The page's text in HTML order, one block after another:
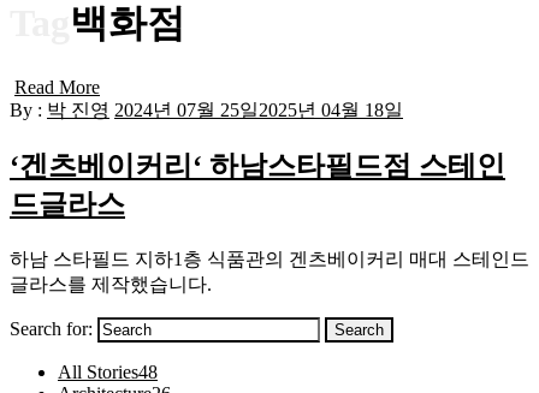
백화점
Read More
By : 박 진영 2024년 07월 25일2025년 04월 18일
‘겐츠베이커리‘ 하남스타필드점 스테인
드글라스
하남 스타필드 지하1층 식품관의 겐츠베이커리 매대 스테인드
글라스를 제작했습니다.
Search for: Search
All Stories48